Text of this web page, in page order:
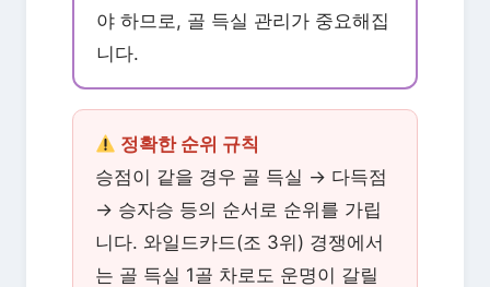
야 하므로, 골 득실 관리가 중요해집
니다.
정확한 순위 규칙
승점이 같을 경우 골 득실 → 다득점
→ 승자승 등의 순서로 순위를 가립
니다. 와일드카드(조 3위) 경쟁에서
는 골 득실 1골 차로도 운명이 갈릴